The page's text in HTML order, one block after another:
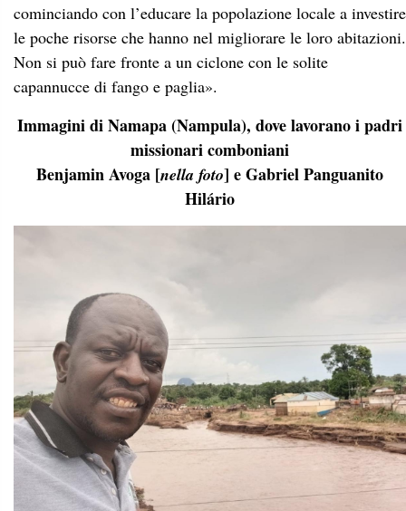
cominciando con l’educare la popolazione locale a investire
le poche risorse che hanno nel migliorare le loro abitazioni.
Non si può fare fronte a un ciclone con le solite
capannucce di fango e paglia».
Immagini di Namapa (Nampula), dove lavorano i padri
missionari comboniani
Benjamin Avoga [nella foto] e Gabriel Panguanito
Hilário